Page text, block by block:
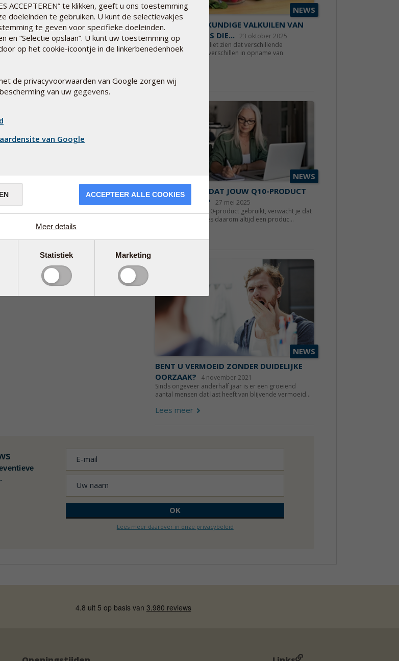
NEWS
DE VOEDINGSKUNDIGE VALKUILEN VAN
EEN VLEESLOOS DIE... 23 oktober 2025
Een recente studie liet zien dat verschillende
eetgewoonten tot verschillen in opname van
Lees meer
NEWS
VERWACHT JE DAT JOUW Q10-PRODUCT
EFFECT HEEFT? 27 mei 2025
Wanneer je een Q10-product gebruikt, verwacht je dat
het effect heeft. Kies daarom altijd een produc...
NEWS
BENT U VERMOEID ZONDER DUIDELIJKE
OORZAAK?
4 november 2021
Sinds ongeveer anderhalf jaar is er een groeiend
aantal mensen dat last heeft van blijvende vermoeid...
Lees meer
Lees meer daarover in onze privacybeleid
ACCEPTEREN” te klikken, geeft u ons toestemming
doeleinden te gebruiken. U kunt de selectievakjes
te geven voor specifieke doeleinden.
en “Selectie opslaan”. U kunt uw toestemming op
op het cookie-icoontje in de linkerbenedenhoek
de privacyvoorwaarden van Google zorgen wij
van uw gegevens.
van Google
ACCEPTEER ALLE COOKIES
Meer details
Statistiek Marketing